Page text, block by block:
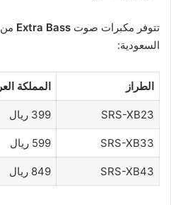
تتوفر مكبرات صوت Extra Bass
السعودية:
الطراز المملكة
SRS-XB23 399 ريال
SRS-XB33 599 ريال
SRS-XB43 849 ريال